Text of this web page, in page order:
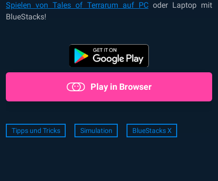
Spielen von Tales of Terrarum auf PC oder Laptop mit
BlueStacks!
Play in Browser
Tipps und Tricks Simulation BlueStacks X